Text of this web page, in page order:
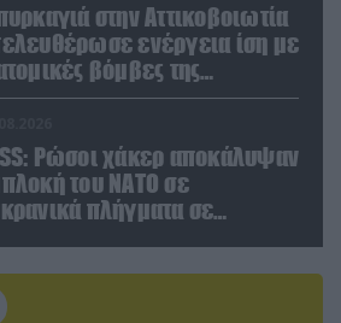
στην Αττικοβοιωτία
ενέργεια ίση με
βόμβες της
Ρώσοι χάκερ αποκάλυψαν
του ΝΑΤΟ σε
πλήγματα σε